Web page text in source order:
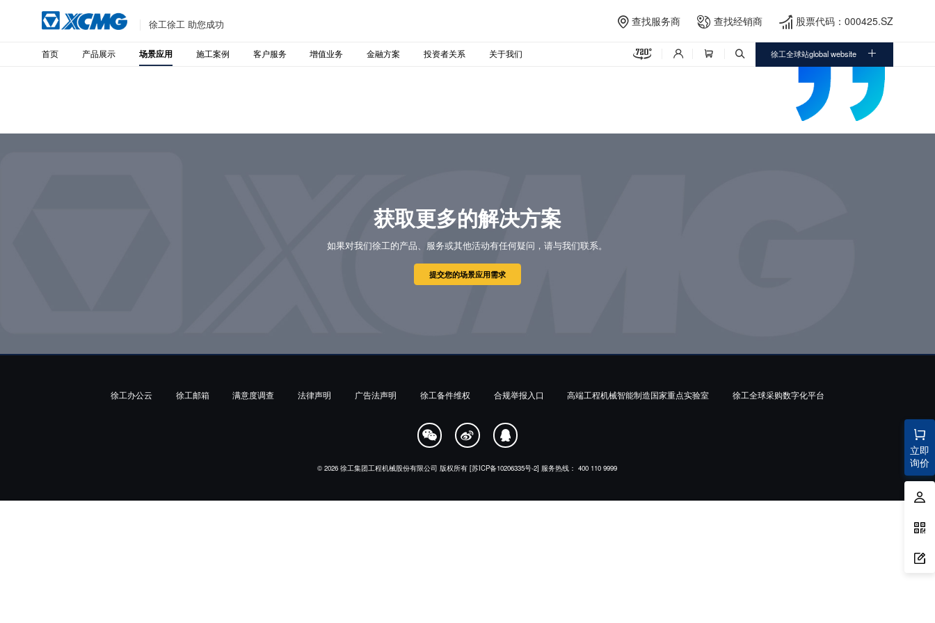
徐工徐工 助您成功  查找服务商  查找经销商  股票代码：000425.SZ
首页 产品展示 场景应用 施工案例 客户服务 增值业务 金融方案 投资者关系 关于我们     徐工全球站global website 
获取更多的解决方案
如果对我们徐工的产品、服务或其他活动有任何疑问，请与我们联系。
提交您的场景应用需求
立即
询价
徐工办公云 徐工邮箱 满意度调查 法律声明 广告法声明 徐工备件维权 合规举报入口 高端工程机械智能制造国家重点实验室 徐工全球采购数字化平台
  
© 2026徐工集团工程机械股份有限公司 版权所有[苏ICP备10206335号-2] 服务热线：400 110 9999